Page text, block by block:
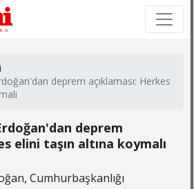
deprem açıklaması: Herkes
deprem
elini taşın altına koymalı
Cumhurbaşkanlığı
×
×